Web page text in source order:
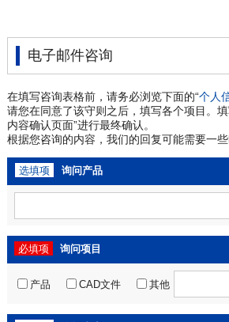
电子邮件咨询
在填写咨询表格前，请务必浏览下面的“个人
请您在同意了该守则之后，填写各个项目。
内容确认页面”进行最终确认。
根据您咨询的内容，我们的回复可能需要一些
选填项 询问产品
必填项 询问项目
产品 CAD文件 其他